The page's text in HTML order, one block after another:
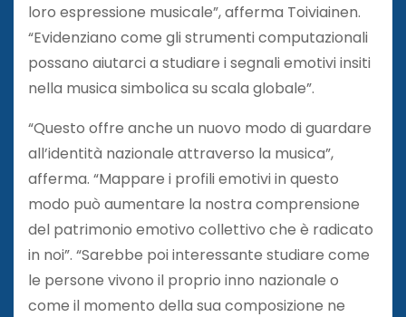
loro espressione musicale”, afferma Toiviainen.
“Evidenziano come gli strumenti computazionali
possano aiutarci a studiare i segnali emotivi insiti
nella musica simbolica su scala globale”.
“Questo offre anche un nuovo modo di guardare
all’identità nazionale attraverso la musica”,
afferma. “Mappare i profili emotivi in ​​questo
modo può aumentare la nostra comprensione
del patrimonio emotivo collettivo che è radicato
in noi”. “Sarebbe poi interessante studiare come
le persone vivono il proprio inno nazionale o
come il momento della sua composizione ne